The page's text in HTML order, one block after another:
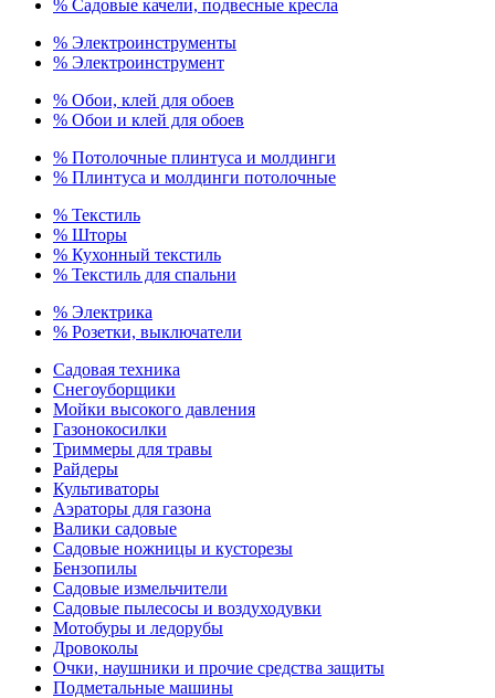
% Садовые качели, подвесные кресла
% Электроинструменты
% Электроинструмент
% Обои, клей для обоев
% Обои и клей для обоев
% Потолочные плинтуса и молдинги
% Плинтуса и молдинги потолочные
% Текстиль
% Шторы
% Кухонный текстиль
% Текстиль для спальни
% Электрика
% Розетки, выключатели
Садовая техника
Снегоуборщики
Мойки высокого давления
Газонокосилки
Триммеры для травы
Райдеры
Культиваторы
Аэраторы для газона
Валики садовые
Садовые ножницы и кусторезы
Бензопилы
Садовые измельчители
Садовые пылесосы и воздуходувки
Мотобуры и ледорубы
Дровоколы
Очки, наушники и прочие средства защиты
Подметальные машины